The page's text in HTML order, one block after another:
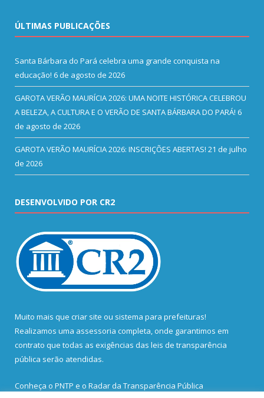
ÚLTIMAS PUBLICAÇÕES
Santa Bárbara do Pará celebra uma grande conquista na
educação! 6 de agosto de 2026
GAROTA VERÃO MAURÍCIA 2026: UMA NOITE HISTÓRICA CELEBROU
A BELEZA, A CULTURA E O VERÃO DE SANTA BÁRBARA DO PARÁ! 6
de agosto de 2026
GAROTA VERÃO MAURÍCIA 2026: INSCRIÇÕES ABERTAS! 21 de julho
de 2026
DESENVOLVIDO POR CR2
Muito mais que criar site ou sistema para prefeituras!
Realizamos uma assessoria completa, onde garantimos em
contrato que todas as exigências das leis de transparência
pública serão atendidas.
Conheça o PNTP e o Radar da Transparência Pública